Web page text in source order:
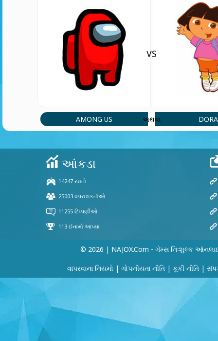
AMONG US
VS
અથવા DORA
© 2026 | NAJOX.com - ગેમ્સ નિઃશુલ્ક
વાપરવાના નિયમો | ગોપનીયતા નીતિ| કૂકી નીતિ|